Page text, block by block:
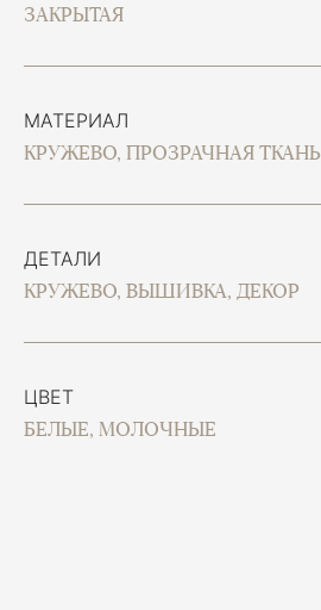
ЗАКРЫТАЯ
МАТЕРИАЛ
КРУЖЕВО, ПРОЗРАЧНАЯ ТКАНЬ
ДЕТАЛИ
КРУЖЕВО, ВЫШИВКА, ДЕКОР
ЦВЕТ
БЕЛЫЕ, МОЛОЧНЫЕ